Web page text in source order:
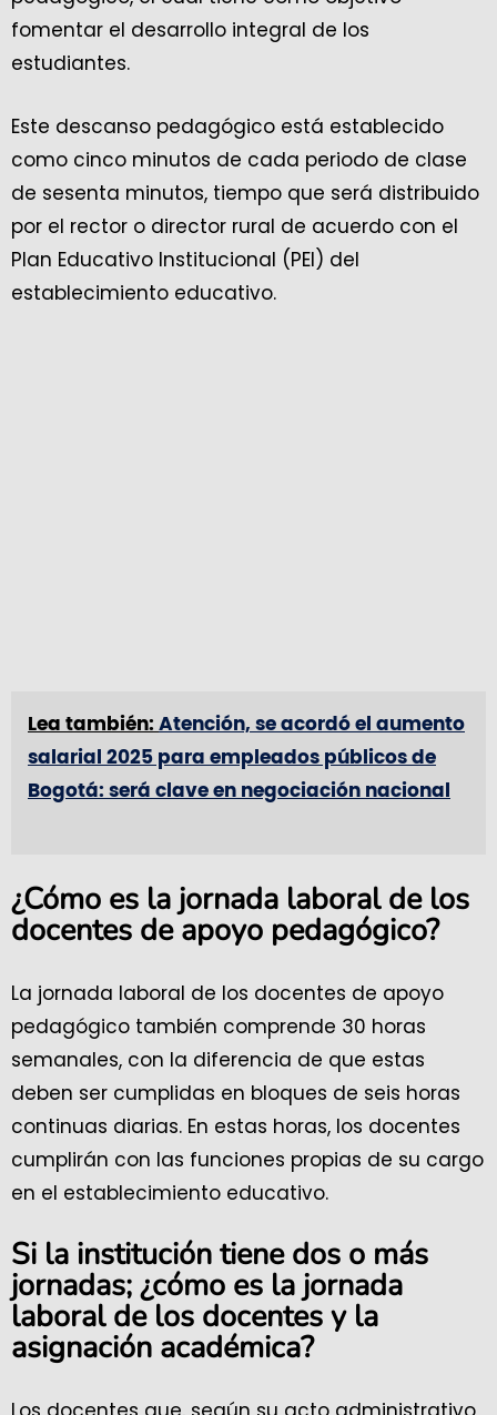
fomentar el desarrollo integral de los
estudiantes.
Este descanso pedagógico está establecido
como cinco minutos de cada periodo de clase
de sesenta minutos, tiempo que será distribuido
por el rector o director rural de acuerdo con el
Plan Educativo Institucional (PEI) del
establecimiento educativo.
Lea también: Atención, se acordó el aumento
salarial 2025 para empleados públicos de
Bogotá: será clave en negociación nacional
¿Cómo es la jornada laboral de los
docentes de apoyo pedagógico?
La jornada laboral de los docentes de apoyo
pedagógico también comprende 30 horas
semanales, con la diferencia de que estas
deben ser cumplidas en bloques de seis horas
continuas diarias. En estas horas, los docentes
cumplirán con las funciones propias de su cargo
en el establecimiento educativo.
Si la institución tiene dos o más
jornadas; ¿cómo es la jornada
laboral de los docentes y la
asignación académica?